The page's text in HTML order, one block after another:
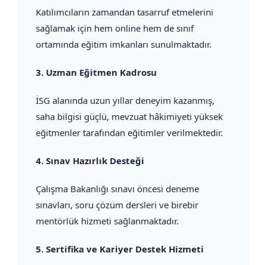
Katılımcıların zamandan tasarruf etmelerini
sağlamak için hem online hem de sınıf
ortamında eğitim imkanları sunulmaktadır.
3. Uzman Eğitmen Kadrosu
İSG alanında uzun yıllar deneyim kazanmış,
saha bilgisi güçlü, mevzuat hâkimiyeti yüksek
eğitmenler tarafından eğitimler verilmektedir.
4. Sınav Hazırlık Desteği
Çalışma Bakanlığı sınavı öncesi deneme
sınavları, soru çözüm dersleri ve birebir
mentörlük hizmeti sağlanmaktadır.
5. Sertifika ve Kariyer Destek Hizmeti